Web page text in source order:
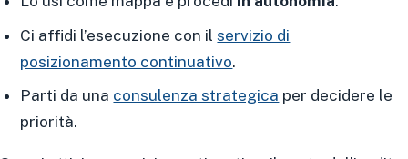
Ci affidi l’esecuzione con ilservizio di
posizionamento continuativo.
Parti da una consulenza strategica per decidere le
priorità.